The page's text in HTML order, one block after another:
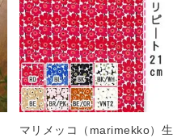
マリメッコ（marimekko）生